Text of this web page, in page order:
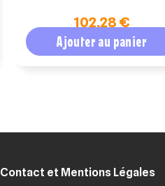
102,28 €
Ajouter au panier
Contact et Mentions Légales